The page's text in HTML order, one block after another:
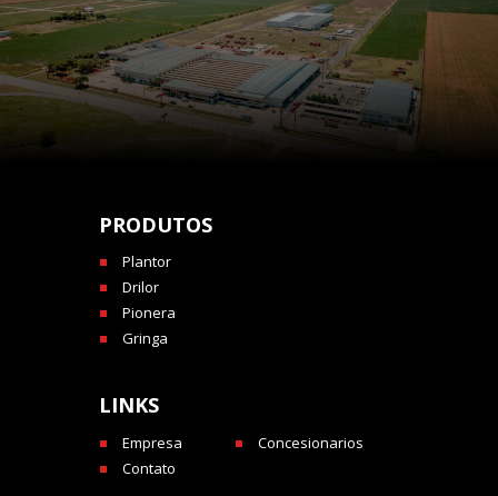
PRODUTOS
Plantor
Drilor
Pionera
Gringa
LINKS
Empresa
Concesionarios
Contato